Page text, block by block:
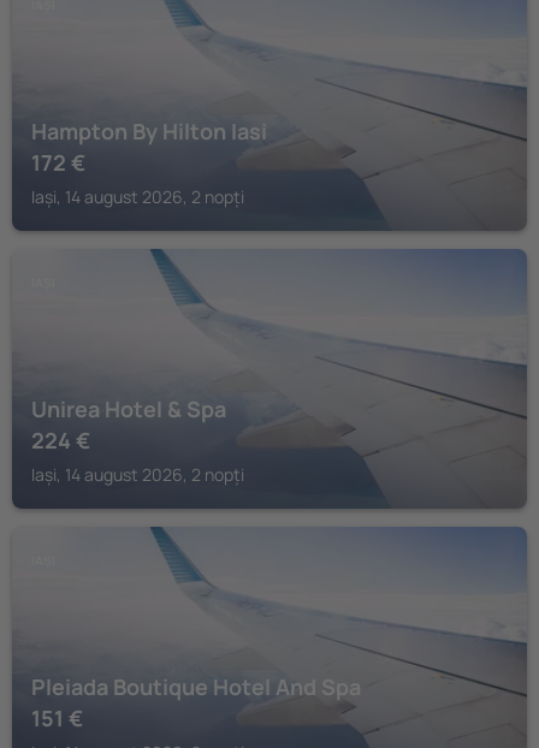
Hampton By Hilton Iasi
172 €
Iași, 14 august 2026, 2 nopți
Unirea Hotel & Spa
224 €
Iași, 14 august 2026, 2 nopți
Pleiada Boutique Hotel And Spa
151 €